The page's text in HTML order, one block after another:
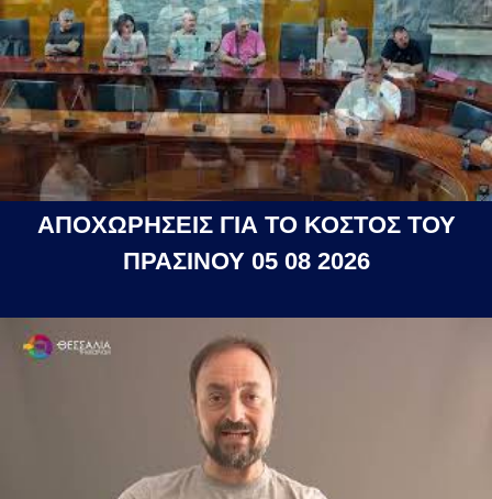
ΑΠΟΧΩΡΗΣΕΙΣ ΓΙΑ ΤΟ ΚΟΣΤΟΣ ΤΟΥ
ΠΡΑΣΙΝΟΥ 05 08 2026